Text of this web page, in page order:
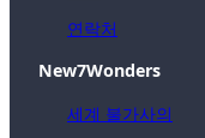
연락처
New7Wonders
세계 불가사의